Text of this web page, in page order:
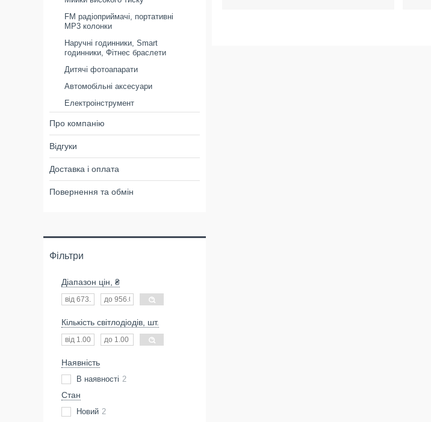
FM радіоприймачі, портативні
MP3 колонки
Наручні годинники, Smart
годинники, Фітнес браслети
Дитячі фотоапарати
Автомобільні аксесуари
Електроінструмент
Про компанію
Відгуки
Доставка і оплата
Повернення та обмін
Фільтри
Діапазон цін, ₴
Кількість світлодіодів, шт.
Наявність
В наявності 2
Стан
Новий 2